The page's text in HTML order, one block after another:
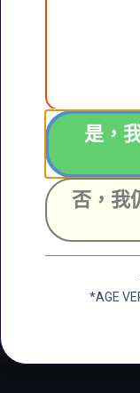
+852
是，
否，我
*AGE